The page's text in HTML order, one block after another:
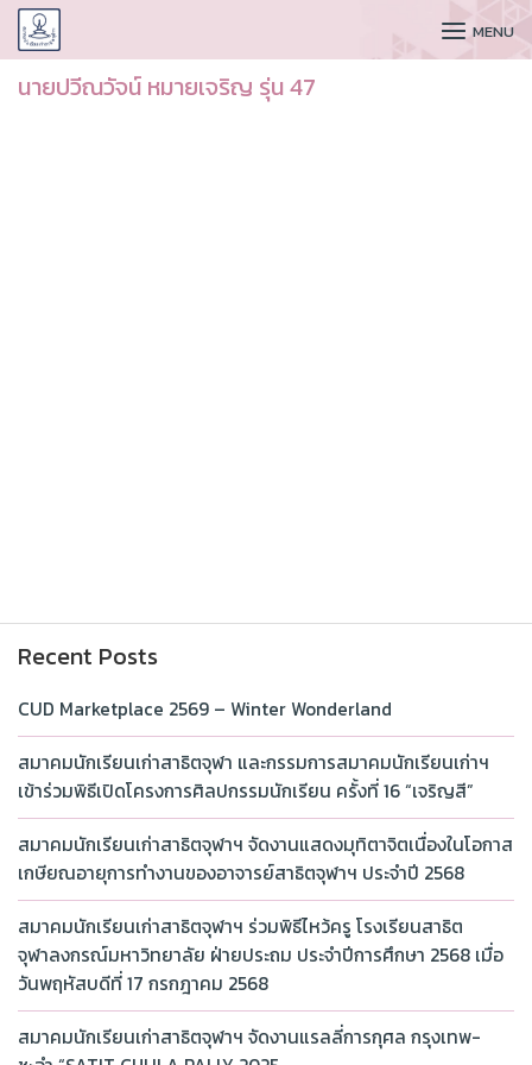
CUDAA MENU
นายปวีณวัจน์ หมายเจริญ รุ่น 47
Recent Posts
CUD Marketplace 2569 – Winter Wonderland
สมาคมนักเรียนเก่าสาธิตจุฬา และกรรมการสมาคมนักเรียนเก่าฯ
เข้าร่วมพิธีเปิดโครงการศิลปกรรมนักเรียน ครั้งที่ 16 “เจริญสี”
สมาคมนักเรียนเก่าสาธิตจุฬาฯ จัดงานแสดงมุทิตาจิตเนื่องในโอกาส
เกษียณอายุการทำงานของอาจารย์สาธิตจุฬาฯ ประจำปี 2568
สมาคมนักเรียนเก่าสาธิตจุฬาฯ ร่วมพิธีไหว้ครู โรงเรียนสาธิต
จุฬาลงกรณ์มหาวิทยาลัย ฝ่ายประถม ประจำปีการศึกษา 2568 เมื่อ
วันพฤหัสบดีที่ 17 กรกฎาคม 2568
สมาคมนักเรียนเก่าสาธิตจุฬาฯ จัดงานแรลลี่การกุศล กรุงเทพ-